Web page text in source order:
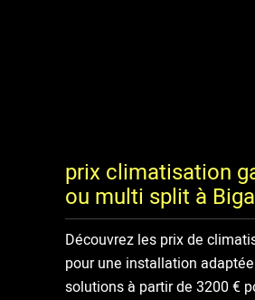
prix climatisation
ou multi split à
Découvrez les prix de
pour une installation
solutions à partir de 3200 €